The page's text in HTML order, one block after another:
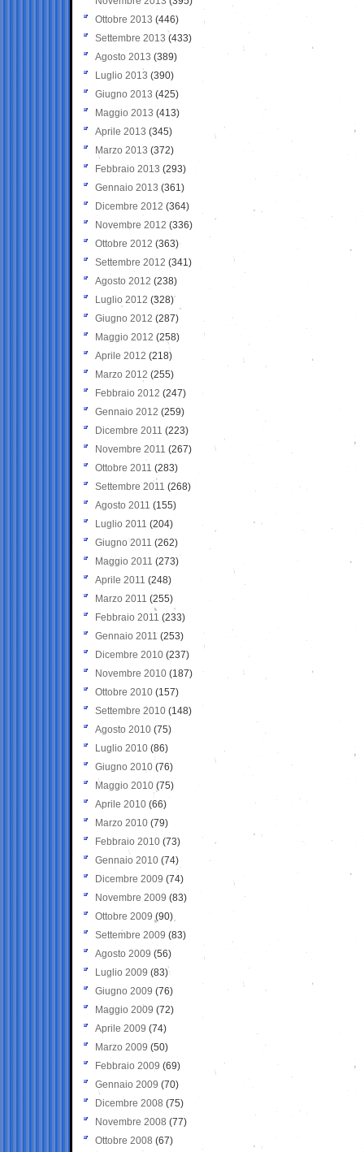
Ottobre 2013 (446)
Settembre 2013 (433)
Agosto 2013 (389)
Luglio 2013 (390)
Giugno 2013 (425)
Maggio 2013 (413)
Aprile 2013 (345)
Marzo 2013 (372)
Febbraio 2013 (293)
Gennaio 2013 (361)
Dicembre 2012 (364)
Novembre 2012 (336)
Ottobre 2012 (363)
Settembre 2012 (341)
Agosto 2012 (238)
Luglio 2012 (328)
Giugno 2012 (287)
Maggio 2012 (258)
Aprile 2012 (218)
Marzo 2012 (255)
Febbraio 2012 (247)
Gennaio 2012 (259)
Dicembre 2011 (223)
Novembre 2011 (267)
Ottobre 2011 (283)
Settembre 2011 (268)
Agosto 2011 (155)
Luglio 2011 (204)
Giugno 2011 (262)
Maggio 2011 (273)
Aprile 2011 (248)
Marzo 2011 (255)
Febbraio 2011 (233)
Gennaio 2011 (253)
Dicembre 2010 (237)
Novembre 2010 (187)
Ottobre 2010 (157)
Settembre 2010 (148)
Agosto 2010 (75)
Luglio 2010 (86)
Giugno 2010 (76)
Maggio 2010 (75)
Aprile 2010 (66)
Marzo 2010 (79)
Febbraio 2010 (73)
Gennaio 2010 (74)
Dicembre 2009 (74)
Novembre 2009 (83)
Ottobre 2009 (90)
Settembre 2009 (83)
Agosto 2009 (56)
Luglio 2009 (83)
Giugno 2009 (76)
Maggio 2009 (72)
Aprile 2009 (74)
Marzo 2009 (50)
Febbraio 2009 (69)
Gennaio 2009 (70)
Dicembre 2008 (75)
Novembre 2008 (77)
Ottobre 2008 (67)